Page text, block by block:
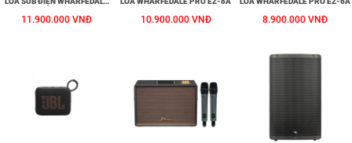
11.900.000 VNĐ 10.900.000 VNĐ 8.900.000 VNĐ